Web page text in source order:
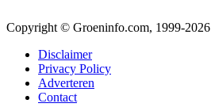
Copyright © Groeninfo.com, 1999-2026
Disclaimer
Privacy Policy
Adverteren
Contact